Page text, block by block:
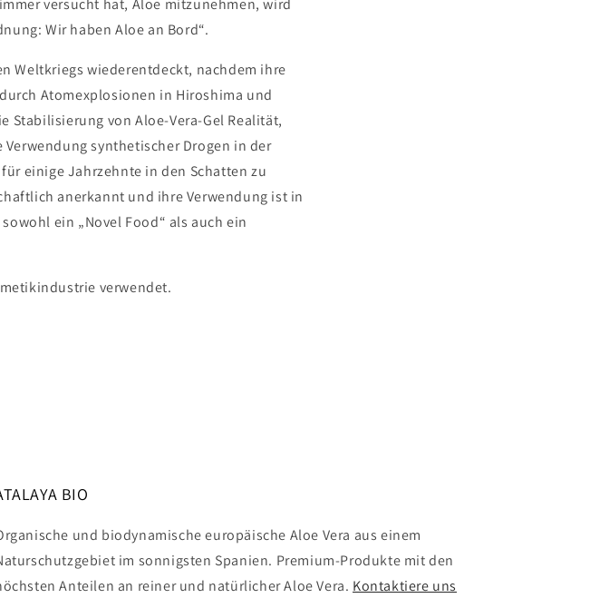
versucht hat, Aloe mitzunehmen, wird
Wir haben Aloe an Bord“.
Weltkriegs wiederentdeckt, nachdem ihre
Atomexplosionen in Hiroshima und
Stabilisierung von Aloe-Vera-Gel Realität,
synthetischer Drogen in der
einige Jahrzehnte in den Schatten zu
anerkannt und ihre Verwendung ist in
ein „Novel Food“ als auch ein
verwendet.
BIO
und biodynamische europäische Aloe Vera aus einem
im sonnigsten Spanien. Premium-Produkte mit den
Anteilen an reiner und natürlicher Aloe Vera. Kontaktiere uns